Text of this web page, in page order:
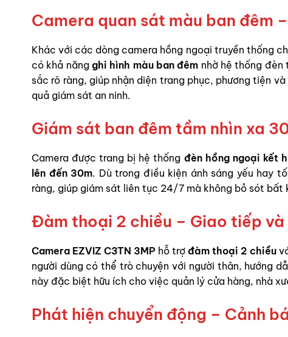
Camera quan sát màu ban đêm
Khác với các dòng camera hồng ngoại truyền thống
có khả năngghi hình màu ban đêm nhờ hệ thống đèn
sắc rõ ràng, giúp nhận diện trang phục, phương tiện
quả giám sát an ninh.
Giám sát ban đêm tầm nhìn xa
Camera được trang bị hệ thống đèn hồng ngoại kết
lên đến 30m. Dù trong điều kiện ánh sáng yếu hay
ràng, giúp giám sát liên tục 24/7 mà không bỏ sót bất
Đàm thoại 2 chiều – Giao tiếp
Camera EZVIZ C3TN 3MP hỗ trợđàm thoại 2 chiều
người dùng có thể trò chuyện với người thân, hướng
này đặc biệt hữu ích cho việc quản lý cửa hàng, nhà
Phát hiện chuyển động – Cảnh